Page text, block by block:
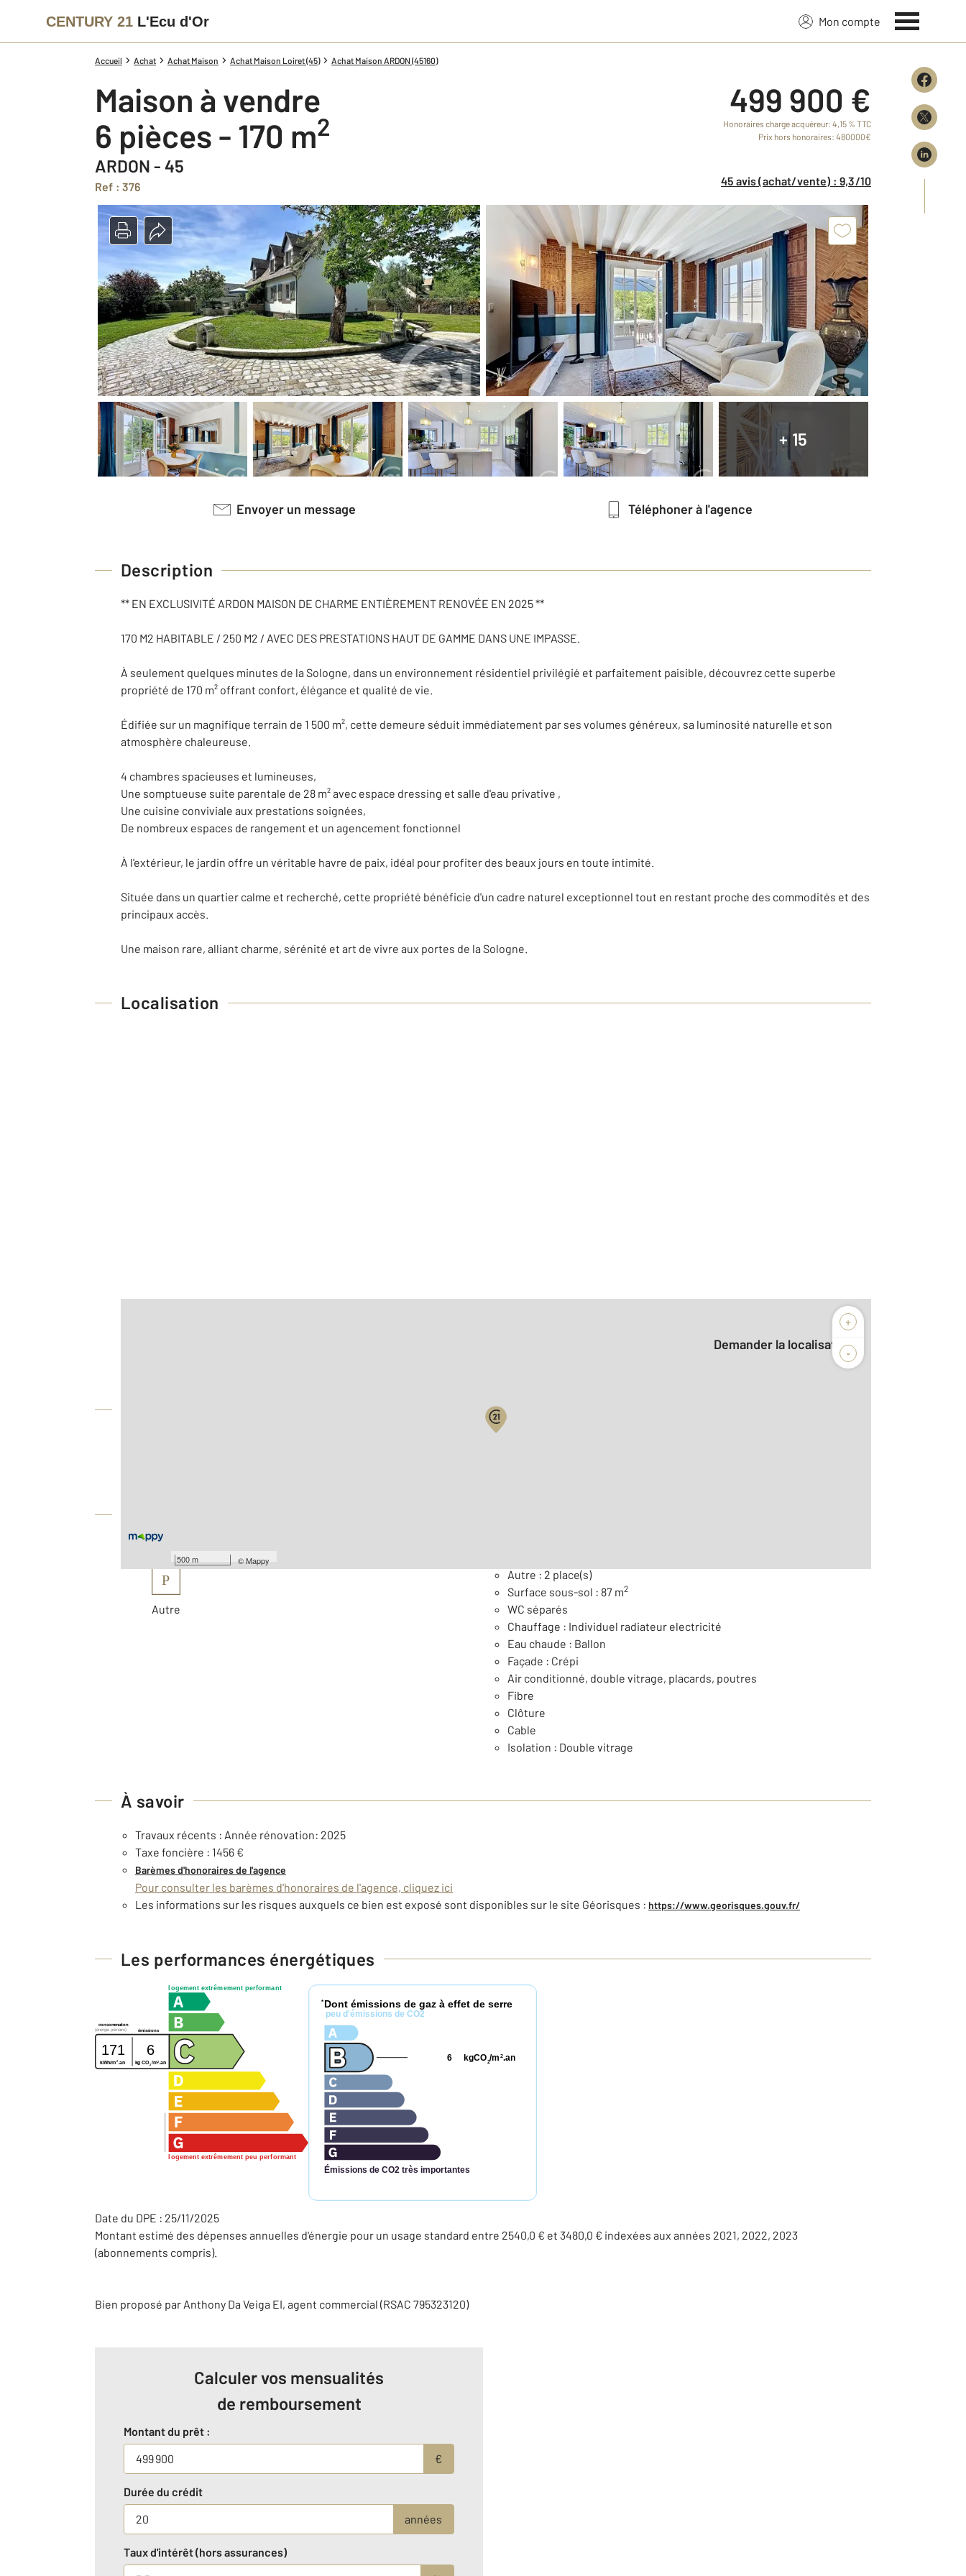
CENTURY 21 L'Ecu d'Or Mon compte
Accueil Achat Achat Maison Achat Maison Loiret (45) Achat Maison ARDON (45160)
Maison à vendre
6 pièces - 170 m2
ARDON - 45
Ref : 376
499 900 €
Honoraires charge acquéreur: 4,15 % TTC
Prix hors honoraires: 480000€
45 avis (achat/vente) : 9,3/10
+ 15
Envoyer un message Téléphoner à l'agence
Description
** EN EXCLUSIVITÉ ARDON MAISON DE CHARME ENTIÈREMENT RENOVÉE EN 2025 **
170 M2 HABITABLE / 250 M2 / AVEC DES PRESTATIONS HAUT DE GAMME DANS UNE IMPASSE.
À seulement quelques minutes de la Sologne, dans un environnement résidentiel privilégié et parfaitement paisible, découvrez cette superbe
propriété de 170 m² offrant confort, élégance et qualité de vie.
Édifiée sur un magnifique terrain de 1 500 m², cette demeure séduit immédiatement par ses volumes généreux, sa luminosité naturelle et son
atmosphère chaleureuse.
4 chambres spacieuses et lumineuses,
Une somptueuse suite parentale de 28 m² avec espace dressing et salle d'eau privative ,
Une cuisine conviviale aux prestations soignées,
De nombreux espaces de rangement et un agencement fonctionnel
À l'extérieur, le jardin offre un véritable havre de paix, idéal pour profiter des beaux jours en toute intimité.
Située dans un quartier calme et recherché, cette propriété bénéficie d'un cadre naturel exceptionnel tout en restant proche des commodités et des
principaux accès.
Une maison rare, alliant charme, sérénité et art de vivre aux portes de la Sologne.
Localisation
+
-
500 m ©Mappy
Demander la localisation
P
Autre
Autre : 2 place(s)
Surface sous-sol : 87 m2
WC séparés
Chauffage : Individuel radiateur electricité
Eau chaude : Ballon
Façade : Crépi
Air conditionné, double vitrage, placards, poutres
Fibre
Clôture
Cable
Isolation : Double vitrage
À savoir
Travaux récents : Année rénovation: 2025
Taxe foncière : 1456 €
Barèmes d'honoraires de l'agence
Pour consulter les barèmes d'honoraires de l'agence, cliquez ici
Les informations sur les risques auxquels ce bien est exposé sont disponibles sur le site Géorisques : https://www.georisques.gouv.fr/
Les performances énergétiques
logement extrêmement performant
logement extrêmement peu performant
consommation
émissions
(énergie primaire)
171 6
kWh/m 2 .an kg CO2/m2 .an
* Dont émissions de gaz à effet de serre
peu d'émissions de CO2
Émissions de CO2 très importantes
kgCO2/m 2.an
6
Date du DPE : 25/11/2025
Montant estimé des dépenses annuelles d'énergie pour un usage standard entre 2540,0 € et 3480,0 € indexées aux années 2021, 2022, 2023
(abonnements compris).
Bien proposé par Anthony Da Veiga EI, agent commercial (RSAC 795323120)
Calculer vos mensualités
de remboursement
Montant du prêt :
€
Durée du crédit
années
Taux d'intérêt (hors assurances)